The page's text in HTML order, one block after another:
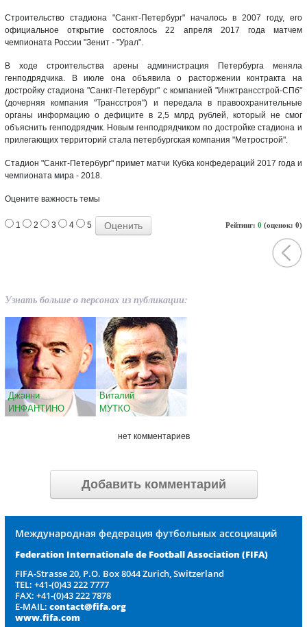
Строительство стадиона "Санкт-Петербург" началось в 2007 году, его
официальное открытие состоялось 22 апреля 2017 года матчем
чемпионата России "Зенит - "Урал".
В ходе строительства арены администрация Петербурга меняла
генподрядчика. В июле она объявила о расторжении контракта на
достройку стадиона "Санкт-Петербург" с компанией "Инжтрансстрой-СПб"
(дочерняя компания "Трансстроя") и передала в правоохранительные
органы информацию о дефиците в 2,5 млрд рублей, который не смог
объяснить генподрядчик. Новым генподрядчиком по достройке стадиона и
прилегающих территорий стала петербургская компания "Метрострой".
Стадион "Санкт-Петербург" примет матчи Кубка конфедераций 2017 года и
чемпионата мира - 2018.
Оцените важность темы
Рейтинг: 0 (оценок: 0)
1 2 3 4 5
Узнать больше о персонах из публикации:
Джанни
ИНФАНТИНО
Виталий
МУТКО
нет комментариев
Добавить комментарий
Международная федерация футбольных ассоциаций
Federation Internationale de Football Association (FIFA)
FIFA-Strasse 20, P.O. Box 8044 Zurich, Switzerland
TEL: +41-(0)43 222 7777
FAX: +41-(0)43 222 7878
E-MAIL: contact@fifa.org
www.fifa.com